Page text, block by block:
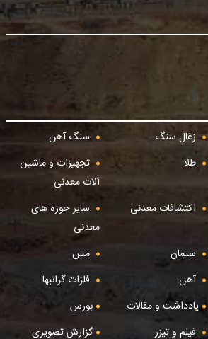
زغال سنگ
سنگ آهن
طلا
تجهیزات و ماشین
آلات معدنی
اکتشافات معدنی
سایر حوزه های
معدنی
سیمان
مس
آهن
فلزات گرانبها
یادداشت و مقالات
بورس
فیلم و تیزر گزارش تصویری